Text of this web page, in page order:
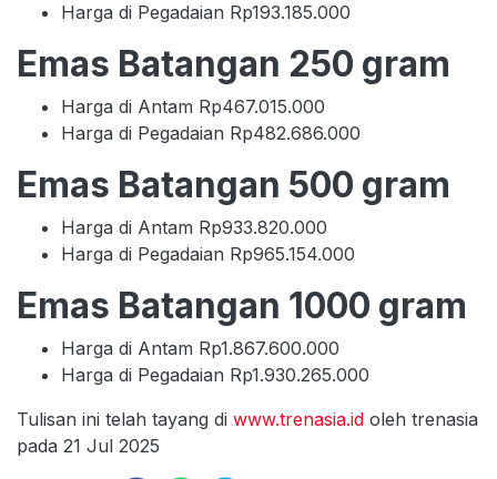
Harga di Pegadaian Rp193.185.000
Emas Batangan 250 gram
Harga di Antam Rp467.015.000
Harga di Pegadaian Rp482.686.000
Emas Batangan 500 gram
Harga di Antam Rp933.820.000
Harga di Pegadaian Rp965.154.000
Emas Batangan 1000 gram
Harga di Antam Rp1.867.600.000
Harga di Pegadaian Rp1.930.265.000
Tulisan ini telah tayang di www.trenasia.id oleh trenasia
pada 21 Jul 2025